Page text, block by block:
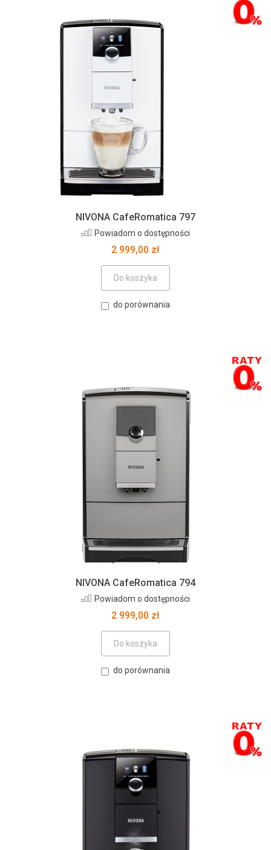
NIVONA CafeRomatica 797
Powiadom o dostępności
2 999,00 zł
Do koszyka
do porównania
NIVONA CafeRomatica 794
Powiadom o dostępności
2 999,00 zł
Do koszyka
do porównania